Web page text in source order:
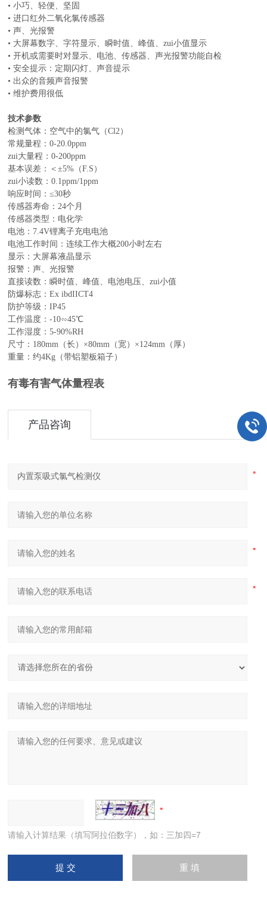
• 小巧、轻便、坚固
• 进口红外二氧化氯传感器
• 声、光报警
• 大屏幕数字、字符显示、瞬时值、峰值、zui小值显示
• 开机或需要时对显示、电池、传感器、声光报警功能自检
• 安全提示：定期闪灯、声音提示
• 出众的音频声音报警
• 维护费用很低
技术参数
检测气体：空气中的氯气（Cl2）
常规量程：0-20.0ppm
zui大量程：0-200ppm
基本误差：＜±5%（F.S）
zui小读数：0.1ppm/1ppm
响应时间：≤30秒
传感器寿命：24个月
传感器类型：电化学
电池：7.4V锂离子充电电池
电池工作时间：连续工作大概200小时左右
显示：大屏幕液晶显示
报警：声、光报警
直接读数：瞬时值、峰值、电池电压、zui小值
防爆标志：Ex ibdIICT4
防护等级：IP45
工作温度：-10∽45℃
工作湿度：5-90%RH
尺寸：180mm（长）×80mm（宽）×124mm（厚）
重量：约4Kg（带铝塑板箱子）
有毒有害气体量程表
产品咨询
请输入计算结果（填写阿拉伯数字），如：三加四=7